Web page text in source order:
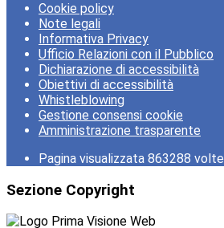
Cookie policy
Note legali
Informativa Privacy
Ufficio Relazioni con il Pubblico
Dichiarazione di accessibilità
Obiettivi di accessibilità
Whistleblowing
Gestione consensi cookie
Amministrazione trasparente
Pagina visualizzata 863288 volte
Sezione Copyright